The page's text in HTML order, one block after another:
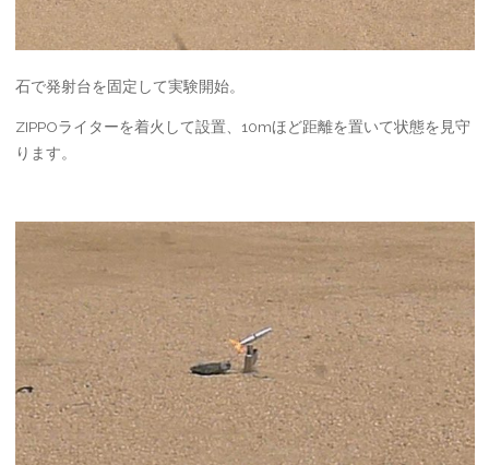
石で発射台を固定して実験開始。
ZIPPOライターを着火して設置、10mほど距離を置いて状態を見守
ります。